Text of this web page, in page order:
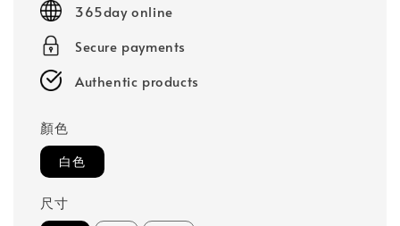
365day online
Secure payments
Authentic products
顏色
白色
尺寸